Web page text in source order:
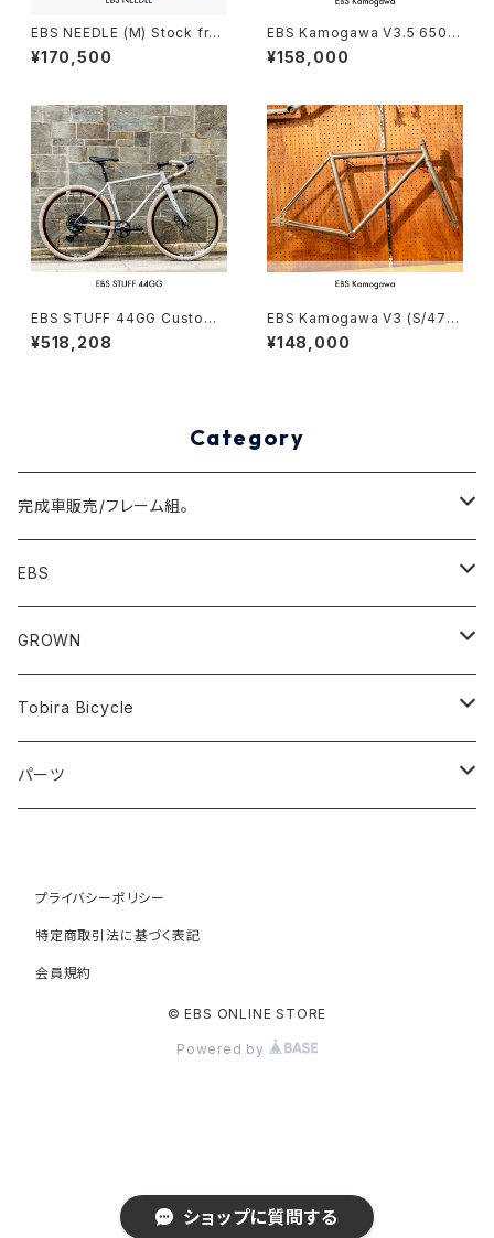
ショップに質問する
EBS NEEDLE (M) Stock fra
me Order （deposit）
¥170,500
EBS Kamogawa V3.5 650B
Custom order (deposit)
¥158,000
EBS STUFF 44GG Custom
complete bike（162-172c
m）
¥518,208
EBS Kamogawa V3 (S/470)
Stock frame order (deposi
t)
¥148,000
Category
完成車販売/フレーム組。
Minivelo(~20inch)
Cargo/Family
Commuter
Road
Gravel
ATB
EBS
Minivelo (~20 inch)
Horizontal 451
FLOAT 451
LEAF LONG 406
700C(~29inch) / 650B(27.5inch)
STUFF
Kamogawa
GROWN
CODA
Harvest
RAT
COYOTE
Tobira Bicycle
Model-T
パーツ
フロントラック
リアラック
プライバシーポリシー
特定商取引法に基づく表記
会員規約
© EBS ONLINE STORE
Powered by